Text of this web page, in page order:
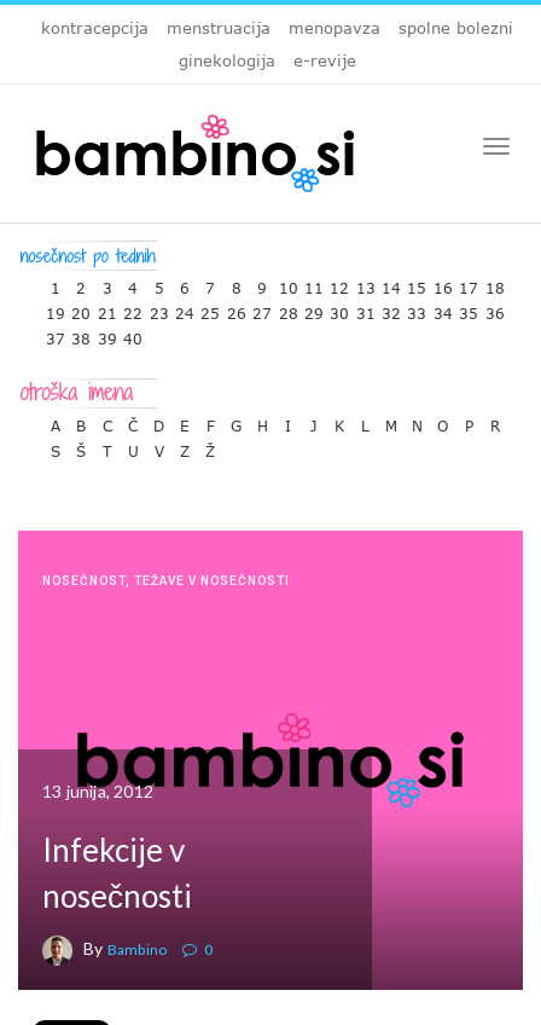
kontracepcija menstruacija menopavza
spolne bolezni
ginekologija
e-revije
1 2 3 4 5 6 7 8 9 10 11 12 13 14 15 16 17 18
19 20 21 22 23 24 25 26 27 28 29 30 31 32 33 34 35 36
37 38 39 40
A B C Č D E F G H I J K L M N O P
R
S
Š T U V Z Ž
NOSEČNOST, TEŽAVE V NOSEČNOSTI
13 junija, 2012
Infekcije v
nosečnosti
By Bambino 0